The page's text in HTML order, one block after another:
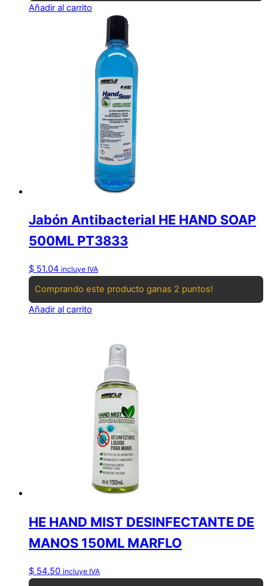
Añadir al carrito
Jabón Antibacterial HE HAND SOAP
500ML PT3833
$ 51.04 incluye IVA
Comprando este producto ganas 2 puntos!
Añadir al carrito
HE HAND MIST DESINFECTANTE DE
MANOS 150ML MARFLO
$ 54.50 incluye IVA